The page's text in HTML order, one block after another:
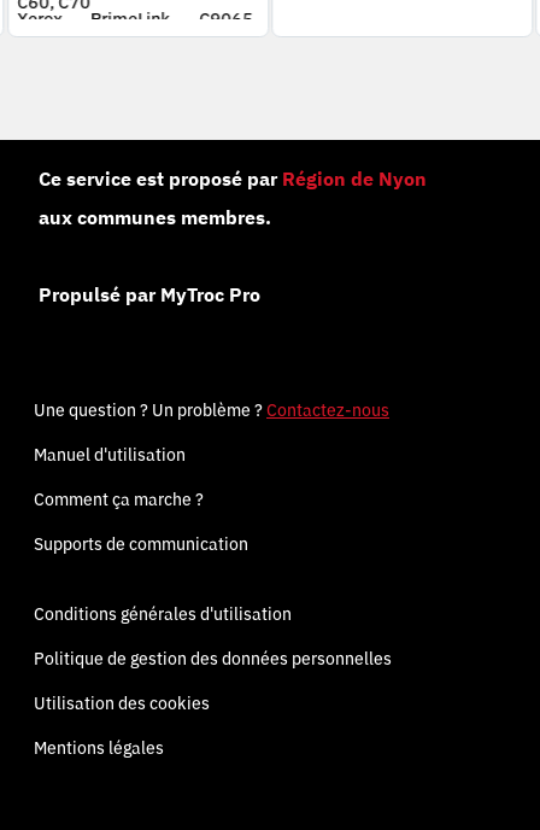
Xerox PrimeLink C9065,
C9070
Ce service est proposé par Région de Nyon
aux communes membres.
Propulsé par MyTroc Pro
Une question ? Un problème ?Contactez-nous
Manuel d'utilisation
Comment ça marche ?
Supports de communication
Conditions générales d'utilisation
Politique de gestion des données personnelles
Utilisation des cookies
Mentions légales